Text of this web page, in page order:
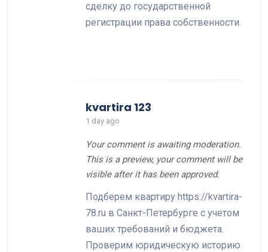
сделку до государственной
регистрации права собственности.
Your comment is awaiting moderation.
This is a preview, your comment will be
visible after it has been approved.
Подберем квартиру https://kvartira-
78.ru в Санкт-Петербурге с учетом
ваших требований и бюджета.
Проверим юридическую историю
kvartira 123
1 day ago